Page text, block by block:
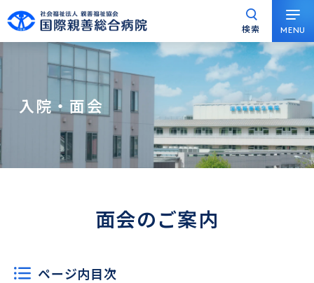
ロ
ナ
ビ
ゲ
文
ー
ビ
ゲ
ー
ッ
MENU
検索
入院・面会
面会のご案内
ページ内目次